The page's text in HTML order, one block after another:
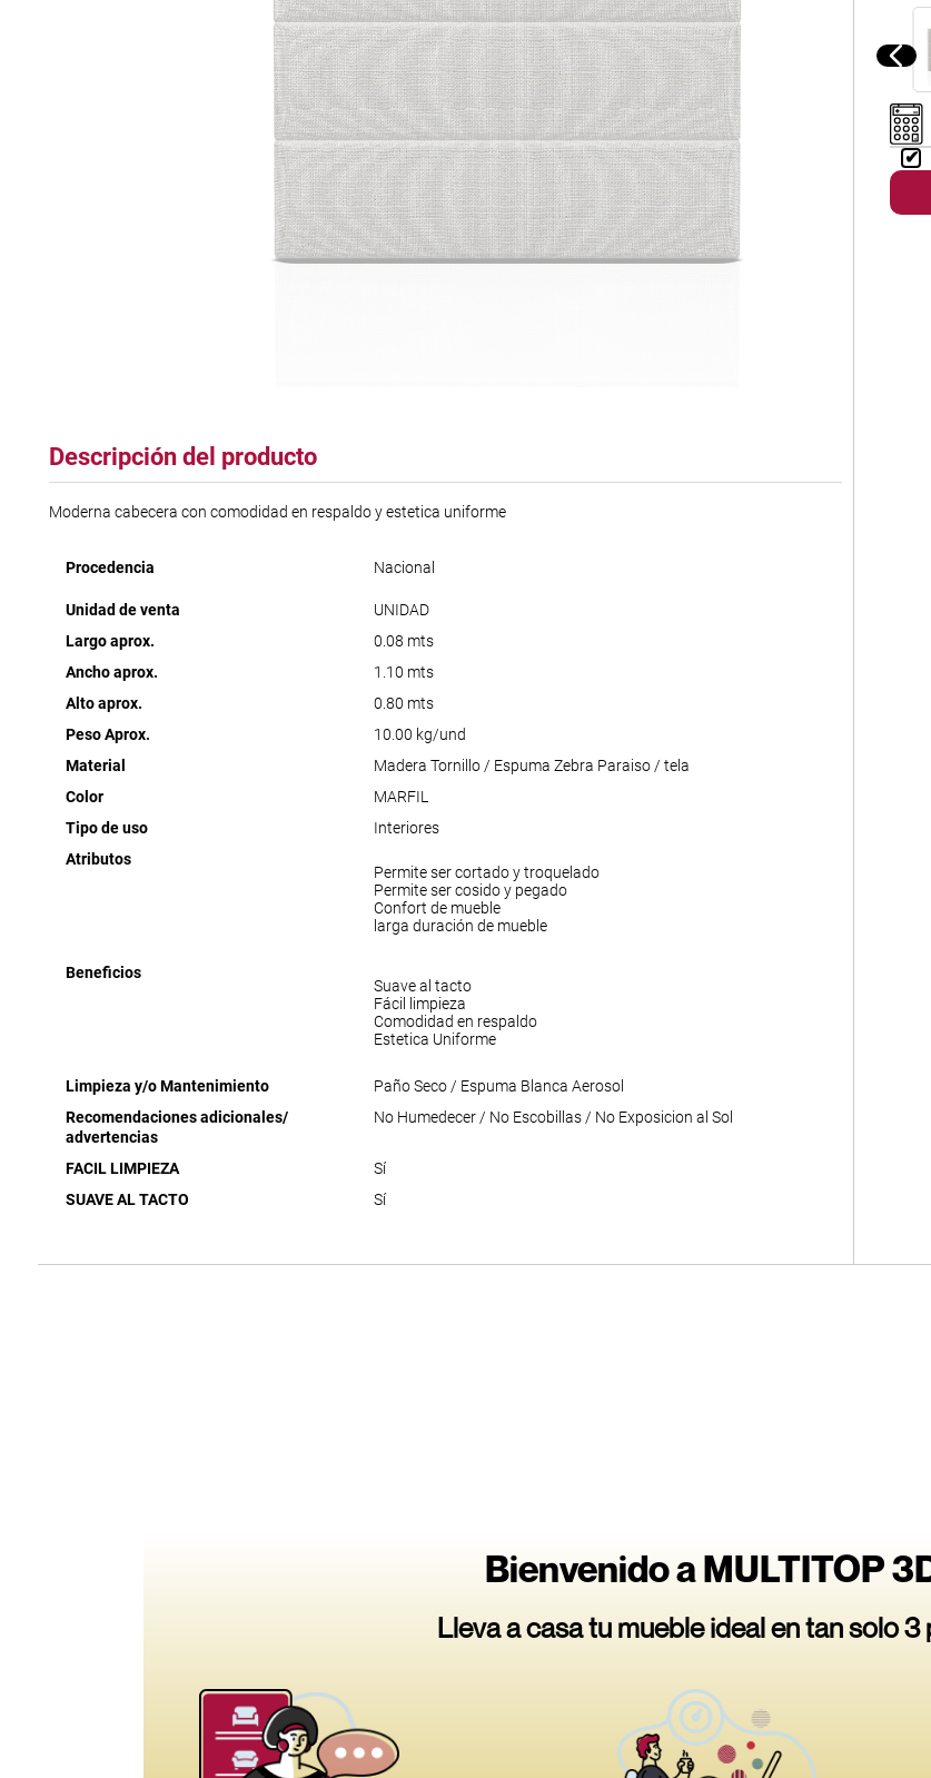
Descripción del producto
Moderna cabecera con comodidad en respaldo y estetica uniforme
Procedencia Nacional
Unidad de venta
UNIDAD
Largo aprox.
0.08 mts
Ancho aprox.
1.10 mts
Alto aprox.
0.80 mts
Peso Aprox.
10.00 kg/und
Material
Madera Tornillo / Espuma Zebra Paraiso / tela
Color
MARFIL
Tipo de uso
Interiores
Atributos
Permite ser cortado y troquelado
Permite ser cosido y pegado
Confort de mueble
larga duración de mueble
Beneficios
Suave al tacto
Fácil limpieza
Comodidad en respaldo
Estetica Uniforme
Limpieza y/o Mantenimiento
Paño Seco / Espuma Blanca Aerosol
Recomendaciones adicionales/
advertencias
No Humedecer / No Escobillas / No Exposicion al Sol
FACIL LIMPIEZA
Sí
SUAVE AL TACTO
Sí
tapete